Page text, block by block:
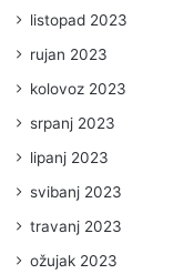
listopad 2023
rujan 2023
kolovoz 2023
srpanj 2023
lipanj 2023
svibanj 2023
travanj 2023
ožujak 2023